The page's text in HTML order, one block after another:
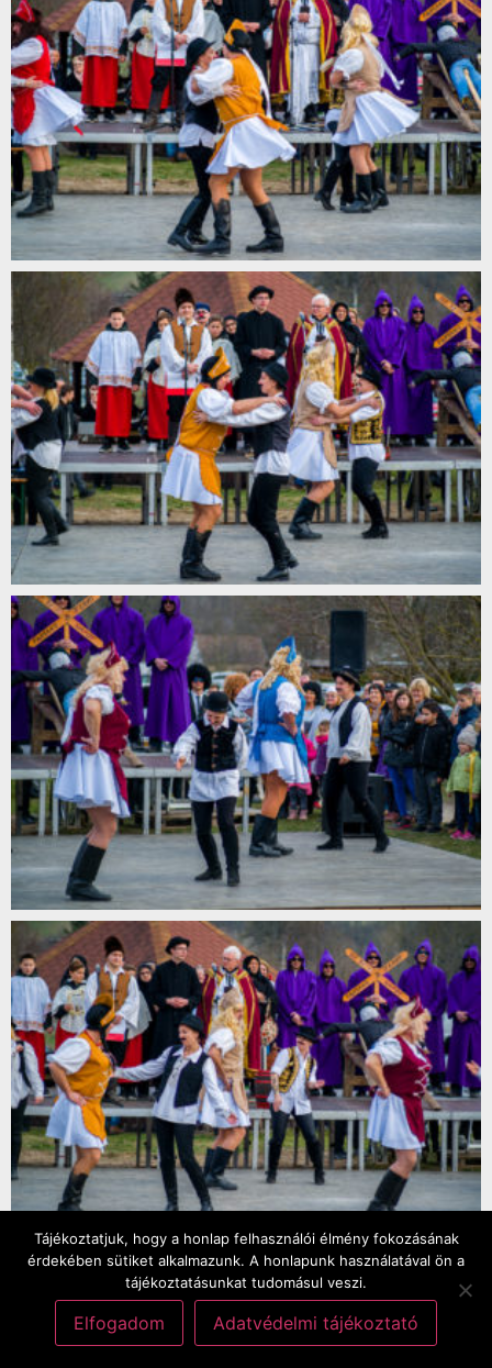
Tájékoztatjuk, hogy a honlap felhasználói élmény fokozásának
érdekében sütiket alkalmazunk. A honlapunk használatával ön a
tájékoztatásunkat tudomásul veszi.
Elfogadom Adatvédelmi tájékoztató